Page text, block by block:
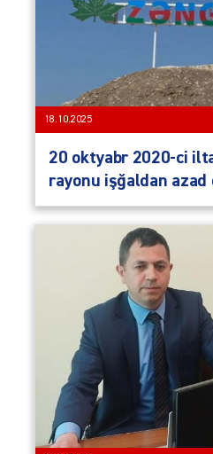
18.10.2025
20 oktyabr 2020-ci
rayonu işğaldan